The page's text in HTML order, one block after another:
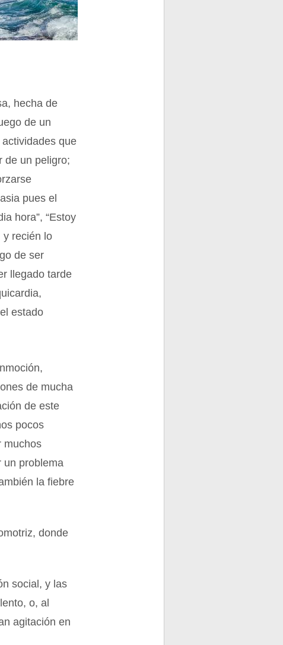
hecha de
de un
que
de un peligro;
pues el
hora”, “Estoy
y recién lo
de ser
llegado tarde
estado
de mucha
de este
pocos
muchos
un problema
la fiebre
donde
social, y las
o, al
agitación en